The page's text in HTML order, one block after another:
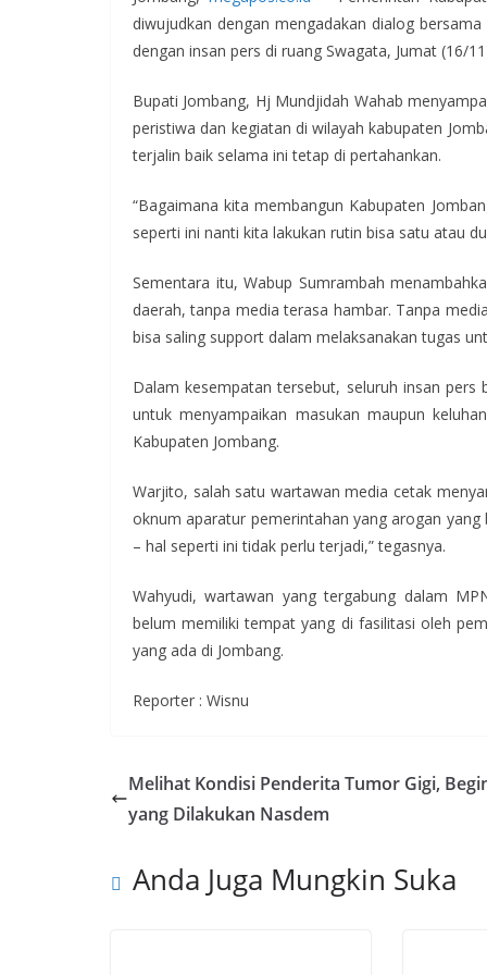
e
b
o
k
itt
er
at
s
p
p
e e
gr
m
diwujudkan dengan mengadakan dialog
dengan insan pers di ruang Swagata, Jumat (16/
Bupati Jombang, Hj Mundjidah Wahab
peristiwa dan kegiatan di wilayah kabupaten
terjalin baik selama ini tetap di pertahankan.
“Bagaimana kita membangun Kabupaten
seperti ini nanti kita lakukan rutin bisa satu atau
Sementara itu, Wabup Sumrambah
daerah, tanpa media terasa hambar. Tanpa
bisa saling support dalam melaksanakan tugas
Dalam kesempatan tersebut, seluruh insan
untuk menyampaikan masukan maupun
Kabupaten Jombang.
Warjito, salah satu wartawan media cetak
oknum aparatur pemerintahan yang arogan
– hal seperti ini tidak perlu terjadi,” tegasnya.
Wahyudi, wartawan yang tergabung dalam
belum memiliki tempat yang di fasilitasi oleh
yang ada di Jombang.
Reporter : Wisnu
Melihat Kondisi Penderita Tumor Gigi,
yang Dilakukan Nasdem
Anda Juga Mungkin Suka